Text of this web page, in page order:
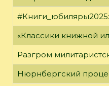
«Классики книжной
Разгром
Нюрнбергский